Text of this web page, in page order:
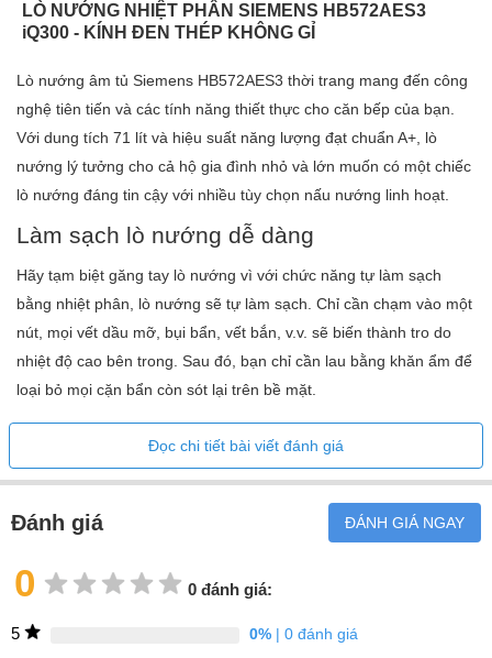
LÒ NƯỚNG NHIỆT PHÂN SIEMENS HB572AES3
iQ300 - KÍNH ĐEN THÉP KHÔNG GỈ
Lò nướng âm tủ Siemens HB572AES3 thời trang mang đến công
nghệ tiên tiến và các tính năng thiết thực cho căn bếp của bạn.
Với dung tích 71 lít và hiệu suất năng lượng đạt chuẩn A+, lò
nướng lý tưởng cho cả hộ gia đình nhỏ và lớn muốn có một chiếc
lò nướng đáng tin cậy với nhiều tùy chọn nấu nướng linh hoạt.
Làm sạch lò nướng dễ dàng
Hãy tạm biệt găng tay lò nướng vì với chức năng tự làm sạch
bằng nhiệt phân, lò nướng sẽ tự làm sạch. Chỉ cần chạm vào một
nút, mọi vết dầu mỡ, bụi bẩn, vết bắn, v.v. sẽ biến thành tro do
nhiệt độ cao bên trong. Sau đó, bạn chỉ cần lau bằng khăn ẩm để
loại bỏ mọi cặn bẩn còn sót lại trên bề mặt.
Đọc chi tiết bài viết đánh giá
Đánh giá ĐÁNH GIÁ NGAY
0 0 đánh giá:
5 0%| 0 đánh giá